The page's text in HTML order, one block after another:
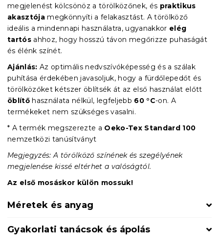
megjelenést kölcsönöz a törölközőnek, és praktikus
akasztója megkönnyíti a felakasztást. A törölköző
ideális a mindennapi használatra, ugyanakkor elég
tartós ahhoz, hogy hosszú távon megőrizze puhaságát
és élénk színét.
Ajánlás: Az optimális nedvszívóképesség és a szálak
puhítása érdekében javasoljuk, hogy a fürdőlepedőt és
törölközőket kétszer öblítsék át az első használat előtt
öblítő használata nélkül, legfeljebb 60 °C-on. A
termékeket nem szükséges vasalni.
* A termék megszerezte a Oeko-Tex Standard 100
nemzetközi tanúsítványt
Megjegyzés: A törölköző színének és szegélyének
megjelenése kissé eltérhet a valóságtól.
Az első mosáskor külön mossuk!
Méretek és anyag
Gyakorlati tanácsok és ápolás